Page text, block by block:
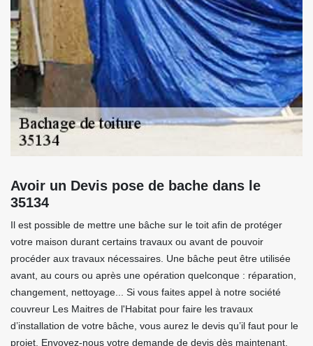
Avoir un Devis pose de bache dans le
35134
Il est possible de mettre une bâche sur le toit afin de protéger
votre maison durant certains travaux ou avant de pouvoir
procéder aux travaux nécessaires. Une bâche peut être utilisée
avant, au cours ou après une opération quelconque : réparation,
changement, nettoyage... Si vous faites appel à notre société
couvreur Les Maitres de l'Habitat pour faire les travaux
d’installation de votre bâche, vous aurez le devis qu’il faut pour le
projet. Envoyez-nous votre demande de devis dès maintenant,